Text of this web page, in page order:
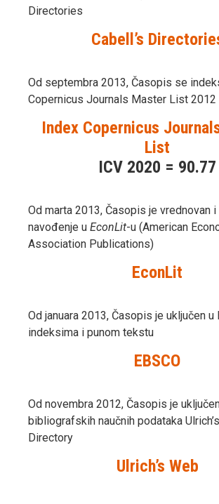
Directories
Cabell’s
Od septembra 2013, Časopis se
Copernicus Journals Master List 2012
Index Copernicus
List
ICV 2020 = 90.77
Od marta 2013, Časopis je vrednovan
navođenje u EconLit-u (American
Association Publications)
EconLit
Od januara 2013, Časopis je uključen u
indeksima i punom tekstu
EBSCO
Od novembra 2012, Časopis je
bibliografskih naučnih podataka
Directory
Ulrich’s Web